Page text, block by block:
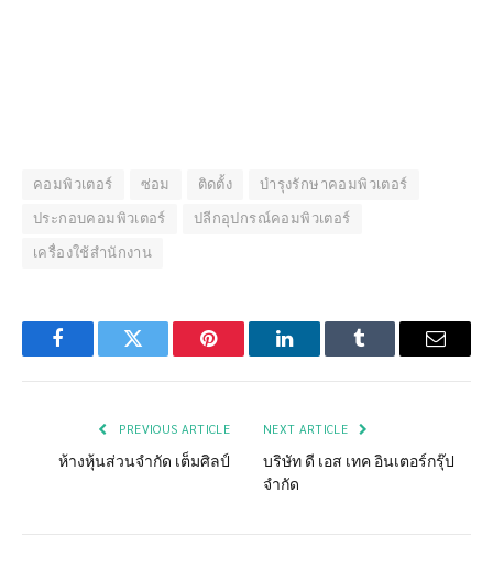
คอมพิวเตอร์ ซ่อม ติดตั้ง
บำรุงรักษาคอมพิวเตอร์
ประกอบคอมพิวเตอร์
ปลีกอุปกรณ์คอมพิวเตอร์
เครื่องใช้สำนักงาน
FacebookTwitter Pinterest LinkedInTumblr Email
PREVIOUS ARTICLE
ห้างหุ้นส่วนจำกัด เต็มศิลป์
NEXT ARTICLE
บริษัท ดี เอส เทค อินเตอร์กรุ๊ป
จำกัด